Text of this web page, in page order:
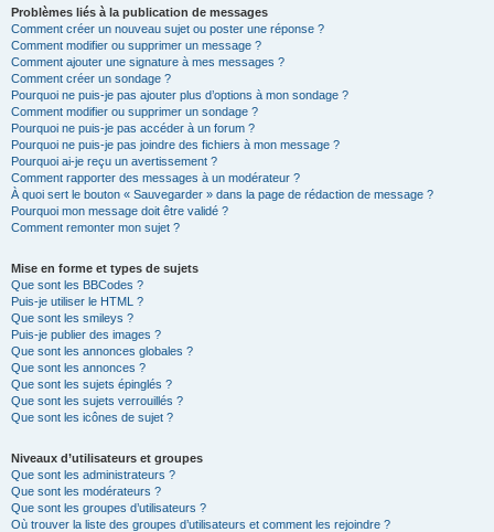
Problèmes liés à la publication de messages
Comment créer un nouveau sujet ou poster une réponse ?
Comment modifier ou supprimer un message ?
Comment ajouter une signature à mes messages ?
Comment créer un sondage ?
Pourquoi ne puis-je pas ajouter plus d’options à mon sondage ?
Comment modifier ou supprimer un sondage ?
Pourquoi ne puis-je pas accéder à un forum ?
Pourquoi ne puis-je pas joindre des fichiers à mon message ?
Pourquoi ai-je reçu un avertissement ?
Comment rapporter des messages à un modérateur ?
À quoi sert le bouton « Sauvegarder » dans la page de rédaction de message ?
Pourquoi mon message doit être validé ?
Comment remonter mon sujet ?
Mise en forme et types de sujets
Que sont les BBCodes ?
Puis-je utiliser le HTML ?
Que sont les smileys ?
Puis-je publier des images ?
Que sont les annonces globales ?
Que sont les annonces ?
Que sont les sujets épinglés ?
Que sont les sujets verrouillés ?
Que sont les icônes de sujet ?
Niveaux d’utilisateurs et groupes
Que sont les administrateurs ?
Que sont les modérateurs ?
Que sont les groupes d’utilisateurs ?
Où trouver la liste des groupes d’utilisateurs et comment les rejoindre ?